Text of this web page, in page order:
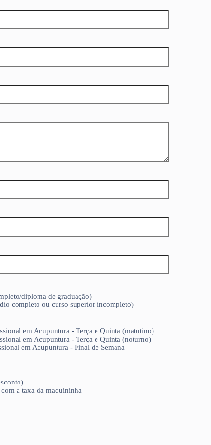
diploma de graduação)
completo ou curso superior incompleto)
em Acupuntura - Terça e Quinta (matutino)
em Acupuntura - Terça e Quinta (noturno)
em Acupuntura - Final de Semana
a taxa da maquininha